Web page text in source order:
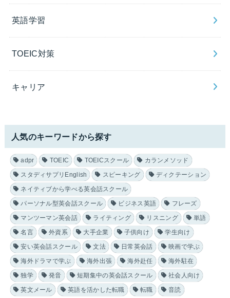
英語学習
TOEIC対策
キャリア
人気のキーワードから探す
adpr TOEIC TOEICスクール
カランメソッド
スタディサプリEnglish
スピーキング
ディクテーション
ネイティブから学べる英会話スクール
パーソナル型英会話スクール
ビジネス英語
フレーズ
マンツーマン英会話
ライティング リスニング
単語
名言
外資系 大手企業 子供向け
学生向け
安い英会話スクール
文法 日常英会話
映画で学ぶ
海外ドラマで学ぶ
海外出張 海外赴任
海外駐在
独学
発音 短期集中の英会話スクール
社会人向け
英文メール
英語を活かした転職 転職 音読